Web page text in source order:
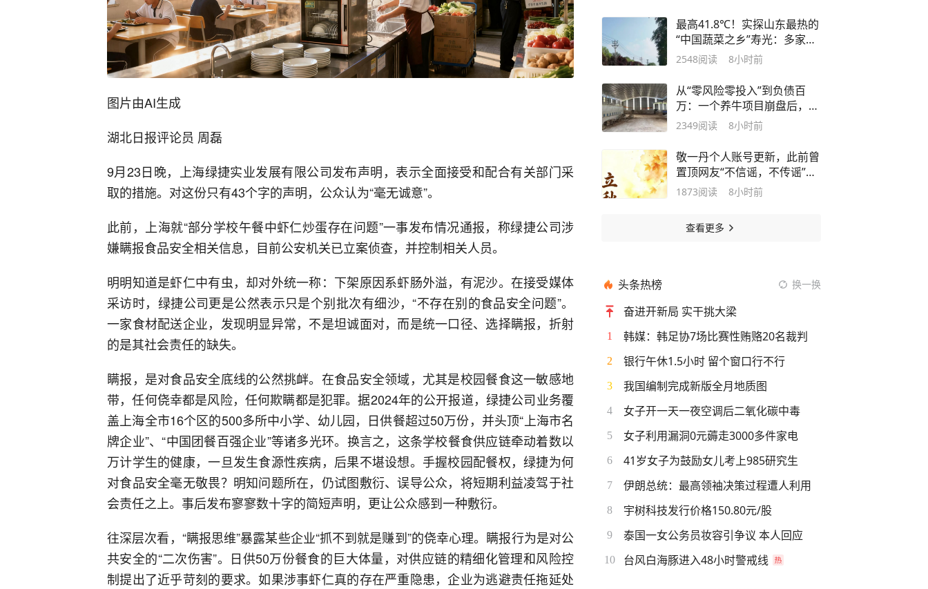
图片由AI生成
湖北日报评论员 周磊
9月23日晚，上海绿捷实业发展有限公司发布声明，表示全面接受和配合有关部门采
取的措施。对这份只有43个字的声明，公众认为“毫无诚意”。
此前，上海就“部分学校午餐中虾仁炒蛋存在问题”一事发布情况通报，称绿捷公司涉
嫌瞒报食品安全相关信息，目前公安机关已立案侦查，并控制相关人员。
明明知道是虾仁中有虫，却对外统一称：下架原因系虾肠外溢，有泥沙。在接受媒体
采访时，绿捷公司更是公然表示只是个别批次有细沙，“不存在别的食品安全问题”。
一家食材配送企业，发现明显异常，不是坦诚面对，而是统一口径、选择瞒报，折射
的是其社会责任的缺失。
瞒报，是对食品安全底线的公然挑衅。在食品安全领域，尤其是校园餐食这一敏感地
带，任何侥幸都是风险，任何欺瞒都是犯罪。据2024年的公开报道，绿捷公司业务覆
盖上海全市16个区的500多所中小学、幼儿园，日供餐超过50万份，并头顶“上海市名
牌企业”、“中国团餐百强企业”等诸多光环。换言之，这条学校餐食供应链牵动着数以
万计学生的健康，一旦发生食源性疾病，后果不堪设想。手握校园配餐权，绿捷为何
对食品安全毫无敬畏？明知问题所在，仍试图敷衍、误导公众，将短期利益凌驾于社
会责任之上。事后发布寥寥数十字的简短声明，更让公众感到一种敷衍。
往深层次看，“瞒报思维”暴露某些企业“抓不到就是赚到”的侥幸心理。瞒报行为是对公
共安全的“二次伤害”。日供50万份餐食的巨大体量，对供应链的精细化管理和风险控
制提出了近乎苛刻的要求。如果涉事虾仁真的存在严重隐患，企业为逃避责任拖延处
最高41.8℃！实探山东最热的
“中国蔬菜之乡”寿光：多家蔬
菜市场大门紧闭，有商家称高
浑身湿透
2548阅读 8小时前
从“零风险零投入”到负债百
万：一个养牛项目崩盘后，谁
该为农户的贷款买单丨红星调
2349阅读 8小时前
敬一丹个人账号更新，此前曾
置顶网友“不信谣，不传谣”留
言
1873阅读 8小时前
查看更多
头条热榜 换一换
奋进开新局 实干挑大梁
1 韩媒：韩足协7场比赛性贿赂20名裁判
2 银行午休1.5小时 留个窗口行不行
3 我国编制完成新版全月地质图
4 女子开一天一夜空调后二氧化碳中毒
5 女子利用漏洞0元薅走3000多件家电
6 41岁女子为鼓励女儿考上985研究生
7 伊朗总统：最高领袖决策过程遭人利用
8 宇树科技发行价格150.80元/股
9 泰国一女公务员妆容引争议 本人回应
10 台风白海豚进入48小时警戒线